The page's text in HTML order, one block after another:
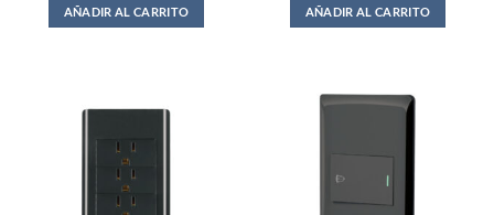
AÑADIR AL CARRITO AÑADIR AL CARRITO